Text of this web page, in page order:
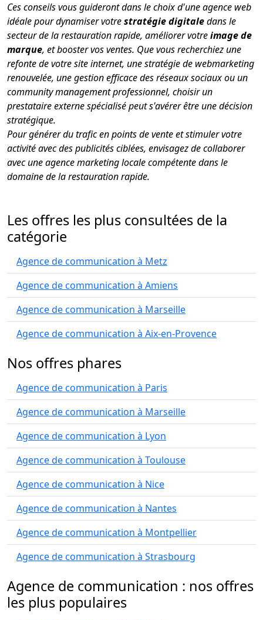
Ces conseils vous guideront dans le choix d'une agence web
idéale pour dynamiser votrestratégie digitaledans le
secteur de la restauration rapide, améliorer votreimage de
marque, et booster vos ventes. Que vous recherchiez une
refonte de votre site internet, une stratégie de webmarketing
renouvelée, une gestion efficace des réseaux sociaux ou un
community management professionnel, choisir un
prestataire externe spécialisé peut s'avérer être une décision
stratégique.
Pour générer du trafic en points de vente et stimuler votre
activité avec des publicités ciblées, envisagez de collaborer
avec une agence marketing locale compétente dans le
domaine de la restauration rapide.
Les offres les plus consultées de la
catégorie
Agence de communication à Metz
Agence de communication à Amiens
Agence de communication à Marseille
Agence de communication à Aix-en-Provence
Nos offres phares
Agence de communication à Paris
Agence de communication à Marseille
Agence de communication à Lyon
Agence de communication à Toulouse
Agence de communication à Nice
Agence de communication à Nantes
Agence de communication à Montpellier
Agence de communication à Strasbourg
Agence de communication : nos offres
les plus populaires